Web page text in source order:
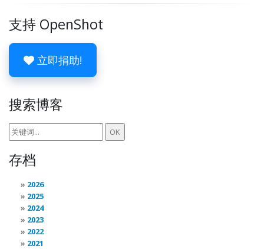
支持 OpenShot
立即捐助!
搜索博客
存档
2026
2025
2024
2023
2022
2021